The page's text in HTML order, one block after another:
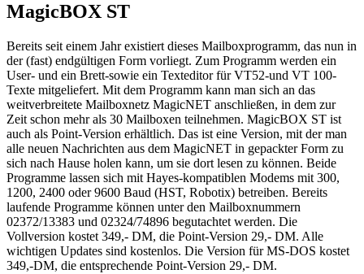
MagicBOX ST
Bereits seit einem Jahr existiert dieses Mailboxprogramm, das nun in
der (fast) endgültigen Form vorliegt. Zum Programm werden ein
User- und ein Brett-sowie ein Texteditor für VT52-und VT 100-
Texte mitgeliefert. Mit dem Programm kann man sich an das
weitverbreitete Mailboxnetz MagicNET anschließen, in dem zur
Zeit schon mehr als 30 Mailboxen teilnehmen. MagicBOX ST ist
auch als Point-Version erhältlich. Das ist eine Version, mit der man
alle neuen Nachrichten aus dem MagicNET in gepackter Form zu
sich nach Hause holen kann, um sie dort lesen zu können. Beide
Programme lassen sich mit Hayes-kompatiblen Modems mit 300,
1200, 2400 oder 9600 Baud (HST, Robotix) betreiben. Bereits
laufende Programme können unter den Mailboxnummern
02372/13383 und 02324/74896 begutachtet werden. Die
Vollversion kostet 349,- DM, die Point-Version 29,- DM. Alle
wichtigen Updates sind kostenlos. Die Version für MS-DOS kostet
349,-DM, die entsprechende Point-Version 29,- DM.